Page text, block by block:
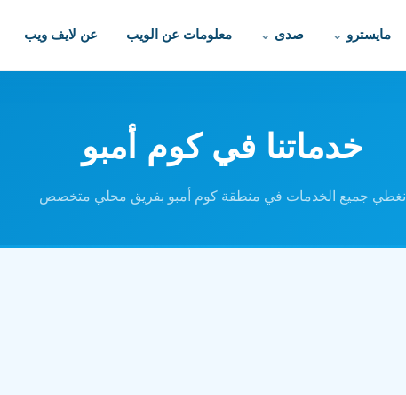
مايسترو صدى معلومات عن الويب عن لايف ويب
خدماتنا في كوم أمبو
نغطي جميع الخدمات في منطقة كوم أمبو بفريق محلي متخصص